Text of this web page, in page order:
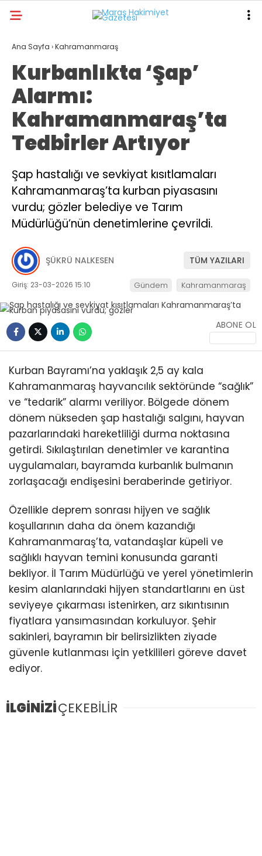
İhbar Hattı
GALERİ VİDEO YAZARLAR
ANA SAYFA
KAHRAMANMARAŞ
GÜNDEM
EKONOMI
POLITIKA
DÜNYA
SAĞLIK
KÜLTÜR/SANAT
Ana Sayfa ›Kahramanmaraş
Kurbanlıkta ‘Şap’
Alarmı:
Kahramanmaraş’ta
Tedbirler Artıyor
Şap hastalığı ve sevkiyat kısıtlamaları
Kahramanmaraş’ta kurban piyasasını
vurdu; gözler belediye ve Tarım
Müdürlüğü’nün denetimlerine çevrildi.
ŞÜKRÜ NALKESEN TÜM YAZILARI
Giriş: 23-03-2026 15:10 Gündem Kahramanmaraş
ABONE OL
Kurban Bayramı’na yaklaşık 2,5 ay kala
Kahramanmaraş hayvancılık sektöründe “sağlık”
ve “tedarik” alarmı veriliyor. Bölgede dönem
dönem nükseden şap hastalığı salgını, hayvan
pazarlarındaki hareketliliği durma noktasına
getirdi. Sıkılaştırılan denetimler ve karantina
uygulamaları, bayramda kurbanlık bulmanın
zorlaşacağı endişesini beraberinde getiriyor.
Özellikle deprem sonrası hijyen ve sağlık
koşullarının daha da önem kazandığı
Kahramanmaraş’ta, vatandaşlar küpeli ve
sağlıklı hayvan temini konusunda garanti
bekliyor. İl Tarım Müdürlüğü ve yerel yönetimlerin
kesim alanlarındaki hijyen standartlarını en üst
seviyeye çıkarması istenirken, arz sıkıntısının
fiyatlara yansımasından korkuluyor. Şehir
sakinleri, bayramın bir belirsizlikten ziyade
güvenle kutlanması için yetkilileri göreve davet
ediyor.
İLGİNİZİÇEKEBİLİR